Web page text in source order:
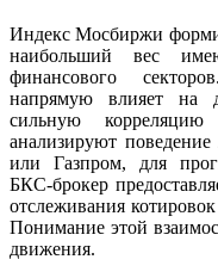
Индекс Мосбиржи
наибольший вес
финансового
напрямую влияет на
сильную
анализируют
или Газпром, для
БКС-брокер
отслеживания
Понимание этой
движения.